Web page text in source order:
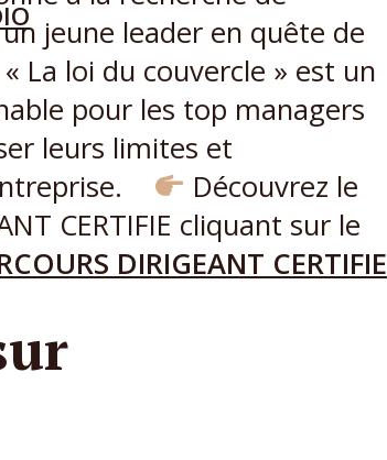
jeune leader en quête de
La loi du couvercle » est un
pour les top managers
leurs limites et
Découvrez le
CERTIFIE cliquant sur le
DIRIGEANT CERTIFIE